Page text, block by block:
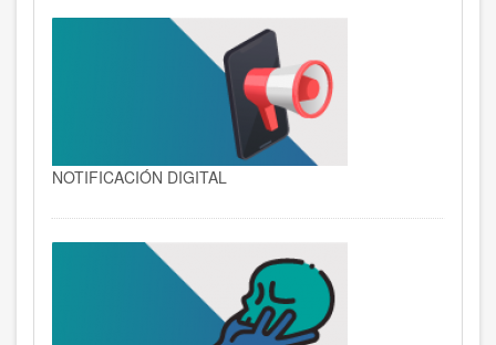
NOTIFICACIÓN DIGITAL